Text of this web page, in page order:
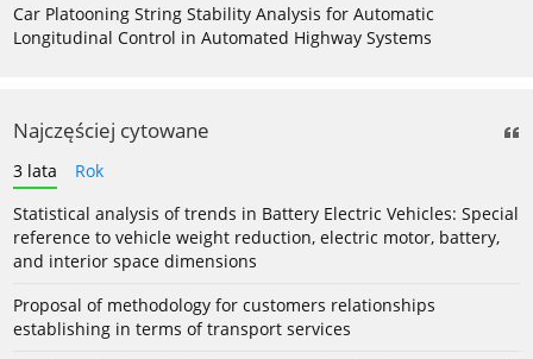
Car Platooning String Stability Analysis for Automatic
Longitudinal Control in Automated Highway Systems
Najczęściej cytowane
3 lata
Rok
Statistical analysis of trends in Battery Electric Vehicles: Special
reference to vehicle weight reduction, electric motor, battery,
and interior space dimensions
Proposal of methodology for customers relationships
establishing in terms of transport services